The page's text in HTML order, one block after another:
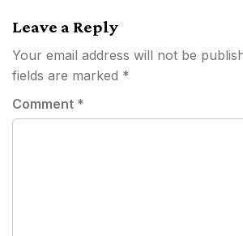
Leave a Reply
Your email address will not be
fields are marked *
Comment *